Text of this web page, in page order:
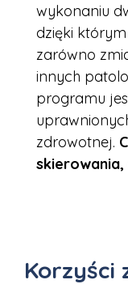
wykonaniu
dzięki
zarówno
innych
programu
zdrowotnej.
skierowania,
Korzyści